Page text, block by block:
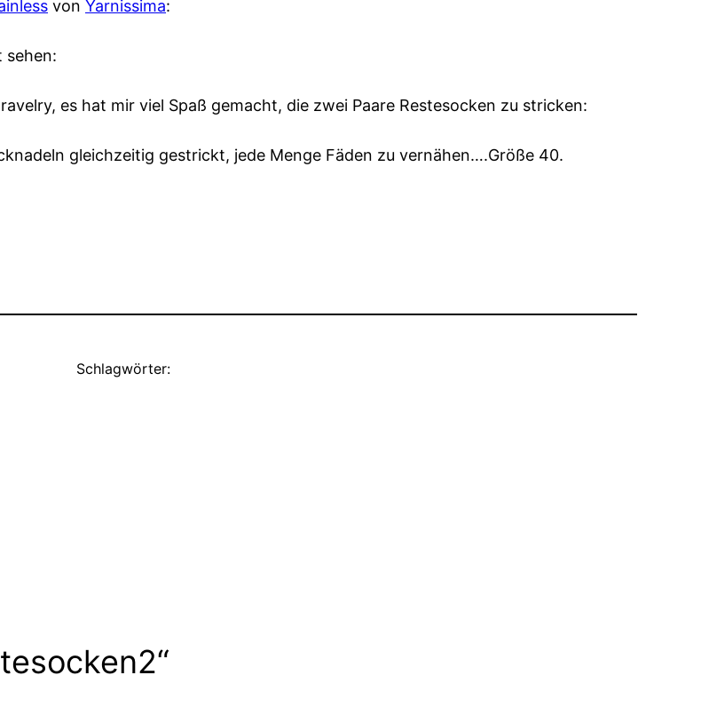
von Yarnissima:
sehen:
es hat mir viel Spaß gemacht, die zwei Paare Restesocken zu stricken:
gleichzeitig gestrickt, jede Menge Fäden zu vernähen….Größe 40.
Schlagwörter: